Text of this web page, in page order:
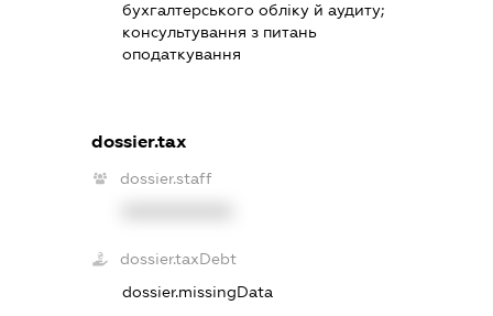
бухгалтерського обліку й аудиту;
консультування з питань
оподаткування
dossier.tax
dossier.staff
dossier.taxDebt
dossier.missingData